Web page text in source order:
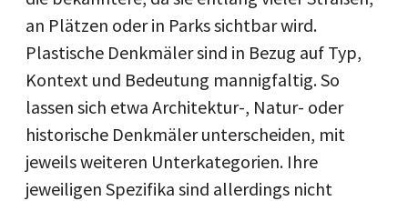
an Plätzen oder in Parks sichtbar wird.
Plastische Denkmäler sind in Bezug auf Typ,
Kontext und Bedeutung mannigfaltig. So
lassen sich etwa Architektur-, Natur- oder
historische Denkmäler unterscheiden, mit
jeweils weiteren Unterkategorien. Ihre
jeweiligen Spezifika sind allerdings nicht